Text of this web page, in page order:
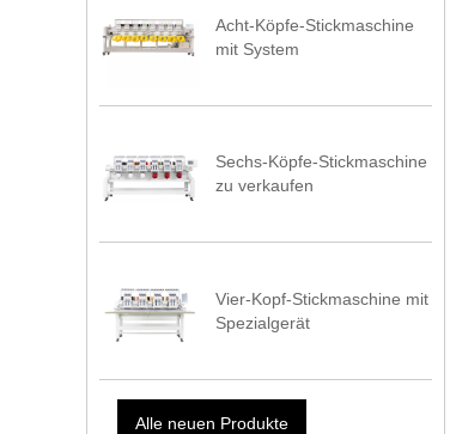
Acht-Köpfe-Stickmaschine
mit System
Sechs-Köpfe-Stickmaschine
zu verkaufen
Vier-Kopf-Stickmaschine mit
Spezialgerät
Alle neuen Produkte